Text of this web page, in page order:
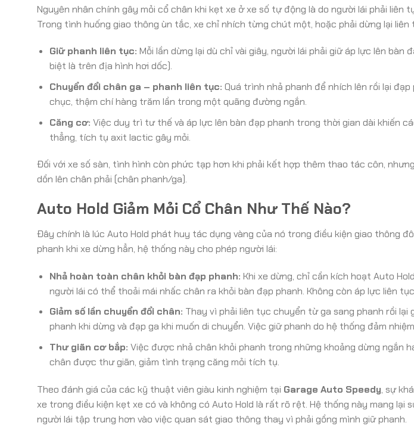
Nguyên nhân chính gây mỏi cổ chân khi kẹt xe ở xe số tự động là do người lái phải liên
Trong tình huống giao thông ùn tắc, xe chỉ nhích từng chút một, hoặc phải dừng lại liên
Giữ phanh liên tục: Mỗi lần dừng lại dù chỉ vài giây, người lái phải giữ áp lực lên bàn
biệt là trên địa hình hơi dốc).
Chuyển đổi chân ga – phanh liên tục: Quá trình nhả phanh để nhích lên rồi lại
chục, thậm chí hàng trăm lần trong một quãng đường ngắn.
Căng cơ: Việc duy trì tư thế và áp lực lên bàn đạp phanh trong thời gian dài khiến
thẳng, tích tụ axit lactic gây mỏi.
Đối với xe số sàn, tình hình còn phức tạp hơn khi phải kết hợp thêm thao tác côn,
dồn lên chân phải (chân phanh/ga).
Auto Hold Giảm Mỏi Cổ Chân Như Thế Nào?
Đây chính là lúc Auto Hold phát huy tác dụng vàng của nó trong điều kiện giao thông
phanh khi xe dừng hẳn, hệ thống này cho phép người lái:
Nhả hoàn toàn chân khỏi bàn đạp phanh: Khi xe dừng, chỉ cần kích hoạt Auto
người lái có thể thoải mái nhấc chân ra khỏi bàn đạp phanh. Không còn áp lực liên
Giảm số lần chuyển đổi chân: Thay vì phải liên tục chuyển từ ga sang phanh rồi lại
phanh khi dừng và đạp ga khi muốn di chuyển. Việc giữ phanh do hệ thống đảm
Thư giãn cơ bắp: Việc được nhả chân khỏi phanh trong những khoảng dừng ngắn
chân được thư giãn, giảm tình trạng căng mỏi tích tụ.
Theo đánh giá của các kỹ thuật viên giàu kinh nghiệm tại Garage Auto Speedy, sự
xe trong điều kiện kẹt xe có và không có Auto Hold là rất rõ rệt. Hệ thống này mang lại
người lái tập trung hơn vào việc quan sát giao thông thay vì phải gồng mình giữ phanh.